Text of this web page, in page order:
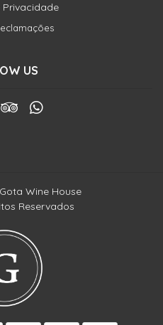
US
Wine House
Reservados